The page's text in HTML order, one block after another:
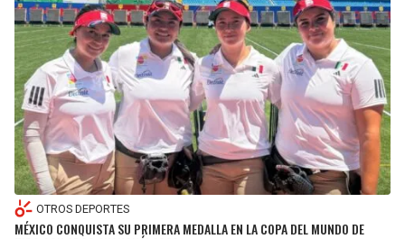
OTROS DEPORTES
MÉXICO CONQUISTA SU PRIMERA MEDALLA EN LA COPA DEL MUNDO DE